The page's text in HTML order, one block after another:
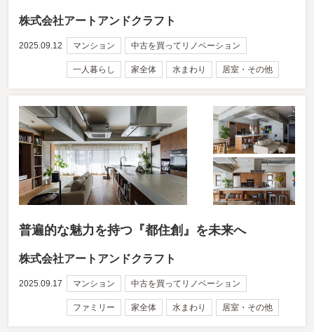
株式会社アートアンドクラフト
2025.09.12 マンション 中古を買ってリノベーション
一人暮らし 家全体 水まわり 居室・その他
普遍的な魅力を持つ『都住創』を未来へ
株式会社アートアンドクラフト
2025.09.17 マンション 中古を買ってリノベーション
ファミリー 家全体 水まわり 居室・その他